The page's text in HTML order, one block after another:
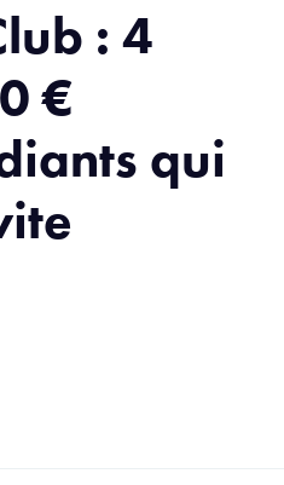
: 4
€
qui